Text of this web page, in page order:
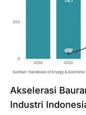
Akselerasi
Industri